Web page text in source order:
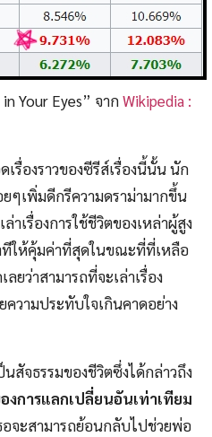
Your Eyes” จากWikipedia :
รื่องราวของซีรีส์เรื่องนี้นั้น นัก
ๆเพิ่มดีกรีความดราม่ามากขึ้น
าเรื่องการใช้ชีวิตของเหล่าผู้สูง
ทีให้คุ้มค่าที่สุดในขณะที่ที่เหลือ
ยว่าสามารถที่จะเล่าเรื่อง
ความประทับใจเกินคาดอย่าง
สัจธรรมของชีวิตซึ่งได้กล่าวถึง
งการแลกเปลี่ยนอันเท่าเทียม
อจะสามารถย้อนกลับไปช่วยพ่อ